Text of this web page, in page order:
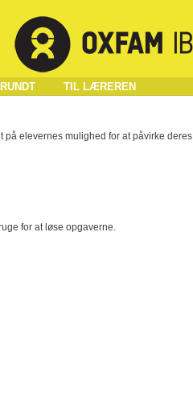
TIL LÆREREN
på elevernes mulighed for at påvirke deres
for at løse opgaverne.